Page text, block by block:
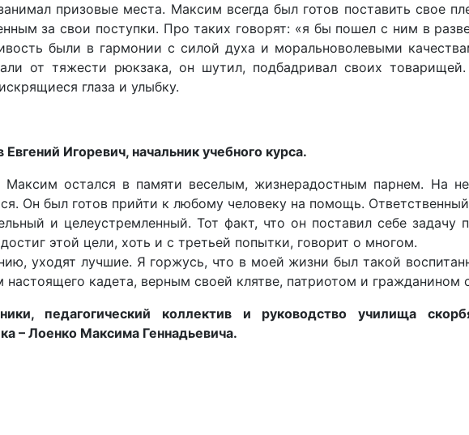
призовые места. Максим всегда был готов поставить свое
за свои поступки. Про таких говорят: «я бы пошел с ним в
были в гармонии с силой духа и моральноволевыми
от тяжести рюкзака, он шутил, подбадривал своих
глаза и улыбку.
Игоревич, начальник учебного курса.
остался в памяти веселым, жизнерадостным парнем. На
Он был готов прийти к любому человеку на помощь.
и целеустремленный. Тот факт, что он поставил себе задачу
этой цели, хоть и с третьей попытки, говорит о многом.
уходят лучшие. Я горжусь, что в моей жизни был такой
настоящего кадета, верным своей клятве, патриотом и гражданином
педагогический коллектив и руководство училища
– Лоенко Максима Геннадьевича.